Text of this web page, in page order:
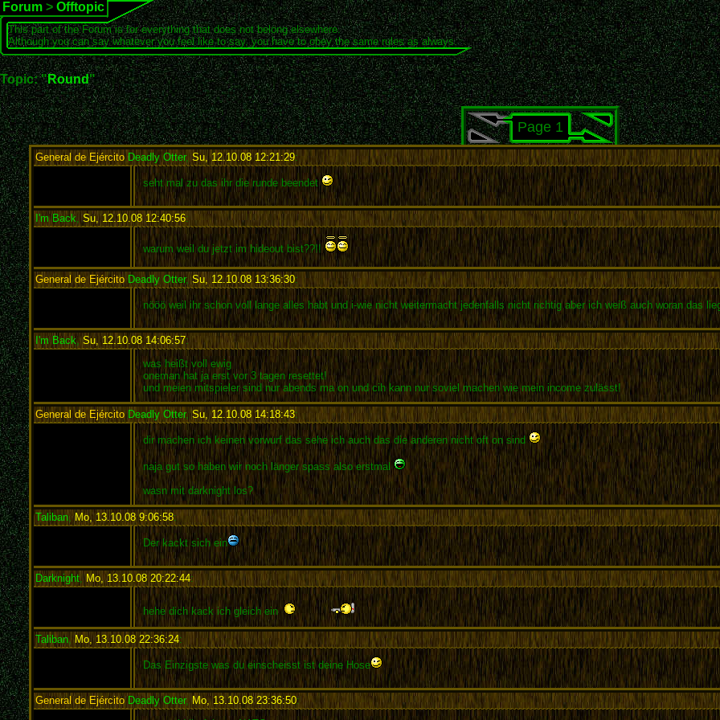
Forum > Offtopic
This part of the Forum is for everything that does not belong elsewhere.
Although you can say whatever you feel like to say, you have to obey the same rules as always.
Topic: "Round"
Page 1
General de EjércitoDeadly Otter, Su, 12.10.08 12:21:29:
seht mal zu das ihr die runde beendet
I'm Back, Su, 12.10.08 12:40:56:
warum weil du jetzt im hideout bist??!!
General de EjércitoDeadly Otter,Su, 12.10.08 13:36:30:
nööö weil ihr schon voll lange alles habt und i-wie nicht weitermacht jedenfalls nicht richtig aber ich weiß auch woran das
I'm Back,Su, 12.10.08 14:06:57:
was heißt voll ewig
oneman hat ja erst vor 3 tagen resettet!
und meien mitspieler sind nur abends ma on und cih kann nur soviel machen wie mein income zulässt!
General de EjércitoDeadly Otter,Su, 12.10.08 14:18:43:
dir machen ich keinen vorwurf das sehe ich auch das die anderen nicht oft on sind
naja gut so haben wir noch länger spass also erstmal
wasn mit darknight los?
Taliban,Mo, 13.10.08 9:06:58:
Der kackt sich ein
Darknight,Mo, 13.10.08 20:22:44:
hehe dich kack ich gleich ein
Taliban, Mo, 13.10.08 22:36:24:
Das Einzigste was du einscheisst ist deine Hose
General de EjércitoDeadly Otter, Mo, 13.10.08 23:36:50: